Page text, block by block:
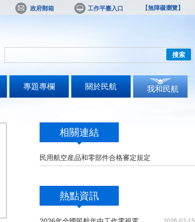
政府郵箱 工作平臺入口 【無障礙瀏覽】
搜索
專題專欄 關於民航 我和民航
相關連結
民用航空産品和零部件合格審定規定
熱點資訊